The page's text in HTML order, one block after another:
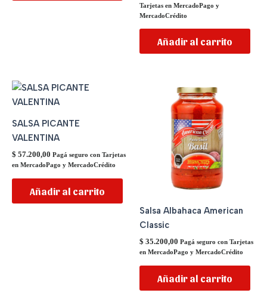
Tarjetas en MercadoPago y
MercadoCrédito
Añadir al carrito
SALSA PICANTE
VALENTINA
$ 57.200,00 Pagá seguro con Tarjetas
en MercadoPago y MercadoCrédito
Añadir al carrito
Salsa Albahaca American
Classic
$ 35.200,00 Pagá seguro con Tarjetas
en MercadoPago y MercadoCrédito
Añadir al carrito